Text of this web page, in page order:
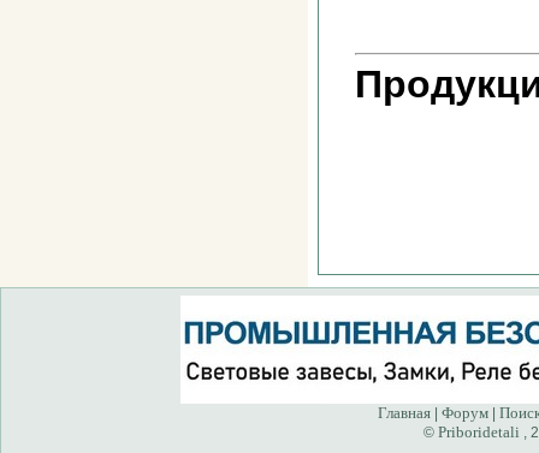
Главная| Форум|
© Priboridetali ,